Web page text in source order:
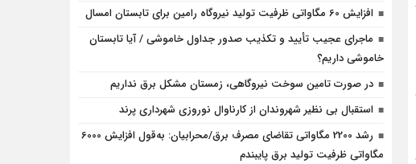
افزایش 60 مگاواتی ظرفیت تولید نیروگاه رامین برای تابستان امسال
ماجرای عجیب تأیید و تکذیب صدور جداول خاموشی / آیا تابستان
خاموشی داریم؟
در صورت تامین سوخت نیروگاهی، زمستان مشکل برق نداریم
استقبال بی نظیر شهروندان از کارناوال نوروزی شهرداری پرند
رشد 2200 مگاواتی تقاضای مصرف برق/محرابیان: به‌قول افزایش 6000
مگاواتی ظرفیت تولید برق پایبندم